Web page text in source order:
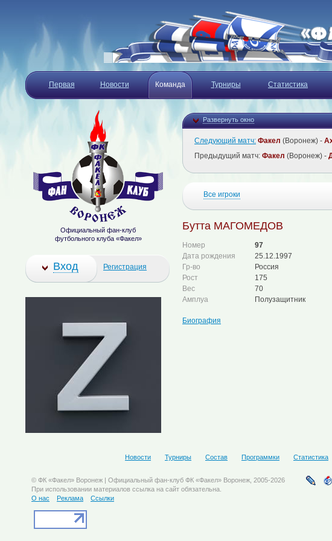
Первая Новости Команда Турниры Статистика
Развернуть окно
Следующий матч: Факел (Воронеж) -
Предыдущий матч: Факел (Воронеж) -
Все игроки
Бутта МАГОМЕДОВ
Номер
97
Дата рождения
25.12.1997
Гр-во
Россия
Рост
175
Вес
70
Амплуа
Полузащитник
Биография
Официальный фан-клуб
футбольного клуба «Факел»
Вход Регистрация
Новости Турниры Состав Программки Статистика
© ФК «Факел» Воронеж | Официальный фан-клуб ФК «Факел» Воронеж, 2005-2026
При использовании материалов ссылка на сайт обязательна.
О нас
Реклама Ссылки